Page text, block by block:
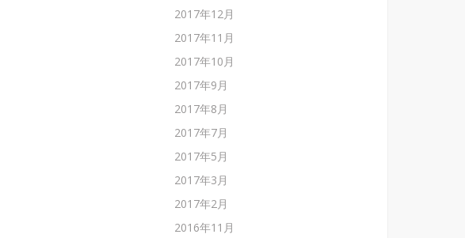
2017年12月
2017年11月
2017年10月
2017年9月
2017年8月
2017年7月
2017年5月
2017年3月
2017年2月
2016年11月